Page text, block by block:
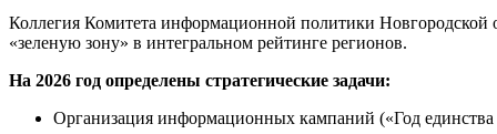
Коллегия Комитета информационной политики Новгородской
«зеленую зону» в интегральном рейтинге регионов.
На 2026 год определены стратегические задачи:
Организация информационных кампаний («Год